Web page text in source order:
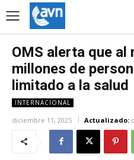
OMS alerta que al
millones de
limitado a la salud
INTERNACIONAL
diciembre 11, 2025 Actualizado: